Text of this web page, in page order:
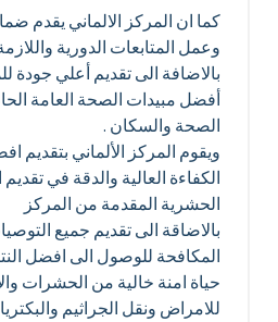
كما ان المركز الالماني يقدم
وعمل المتابعات الدورية
بالاضافة الى تقديم أعلي جودة
أفضل مبيدات الصحة العامة
الصحة والسكان .
ويقوم المركز الألماني بتقديم
الكفاءة العالية والدقة في
الحشرية المقدمة من المركز
بالاضاقة الى تقديم جميع
المكافحة للوصول الى افضل
حياة امنة خالية من الحشرات
للامراض ونقل الجراثيم والبكتريا.